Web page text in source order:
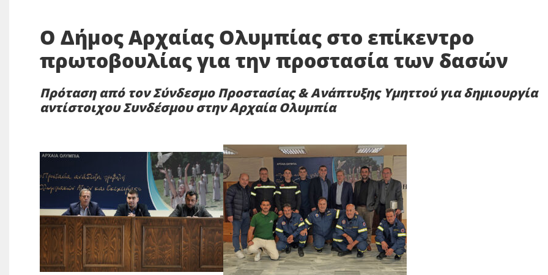
Ο Δήμος Αρχαίας Ολυμπίας στο επίκεντρο
πρωτοβουλίας για την προστασία των δασών
Πρόταση από τον Σύνδεσμο Προστασίας & Ανάπτυξης Υμηττού για δημιουργία
αντίστοιχου Συνδέσμου στην Αρχαία Ολυμπία